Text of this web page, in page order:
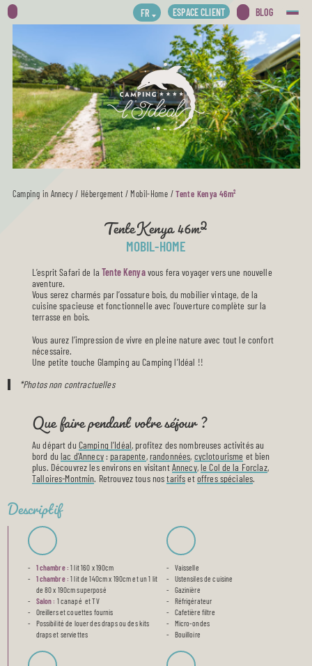
FR ESPACE CLIENT BLOG
Camping in Annecy/ Hébergement / Mobil-Home /Tente Kenya 46m²
Tente Kenya 46m²
MOBIL-HOME
L’esprit Safari de laTente Kenyavous fera voyager vers une nouvelle
aventure.
Vous serez charmés par l’ossature bois, du mobilier vintage, de la
cuisine spacieuse et fonctionnelle avec l’ouverture complète sur la
terrasse en bois.
Vous aurez l’impression de vivre en pleine nature avec tout le confort
nécessaire.
Une petite touche Glamping au Camping l’Idéal !!
*Photos non contractuelles
Que faire pendant votre séjour ?
Au départ du Camping l’Idéal, profitez des nombreuses activités au
bord dulac d’Annecy: parapente,randonnées, cyclotourisme et bien
plus. Découvrez les environs en visitantAnnecy,le Col de la Forclaz,
Talloires-Montmin. Retrouvez tous nostarifsetoffres spéciales.
Descriptif
1 chambre : 1 lit 160 x 190cm
1 chambre : 1 lit de 140cm x 190cm et un 1 lit
de 80 x 190cm superposé
Salon : 1 canapé et TV
Oreillers et couettes fournis
Possibilité de louer des draps ou des kits
draps et serviettes
Vaisselle
Ustensiles de cuisine
Gazinière
Réfrigérateur
Cafetière filtre
Micro-ondes
Bouilloire